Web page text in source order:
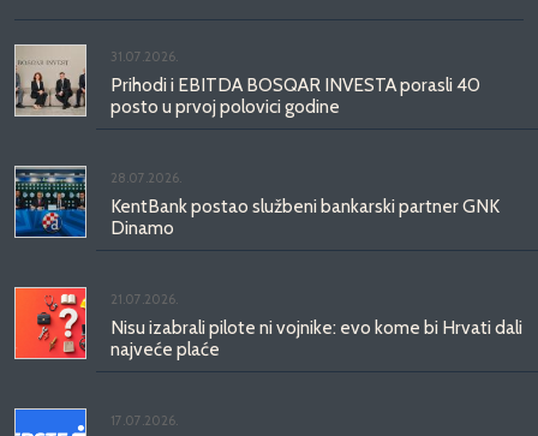
31.07.2026.
Prihodi i EBITDA BOSQAR INVESTA porasli 40
posto u prvoj polovici godine
28.07.2026.
KentBank postao službeni bankarski partner GNK
Dinamo
21.07.2026.
Nisu izabrali pilote ni vojnike: evo kome bi Hrvati dali
najveće plaće
17.07.2026.